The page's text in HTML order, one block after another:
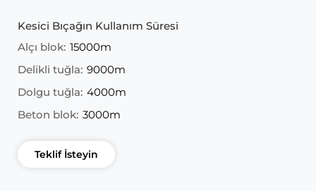
Kesici Bıçağın Kullanım Süresi
Alçı blok: 15000m
Delikli tuğla: 9000m
Dolgu tuğla: 4000m
Beton blok: 3000m
Teklif İsteyin